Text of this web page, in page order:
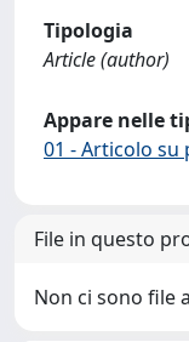
Tipologia
Article (author)
Appare nelle
01 - Articolo su
File in questo
Non ci sono file